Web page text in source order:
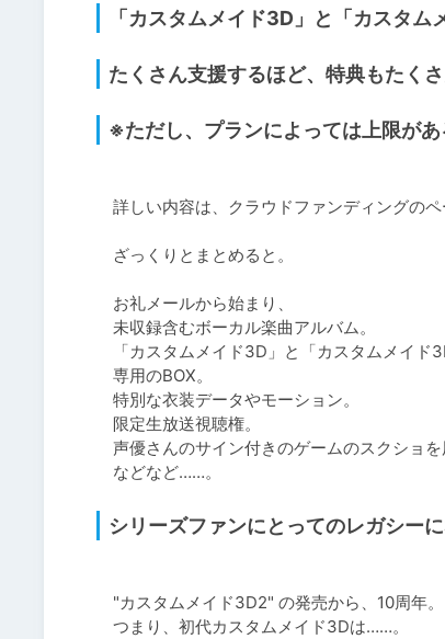
「カスタムメイド3D」と「カスタ
たくさん支援するほど、特典もたく
※ただし、プランによっては上限が
詳しい内容は、クラウドファンディングの
ざっくりとまとめると。
お礼メールから始まり、
未収録含むボーカル楽曲アルバム。
「カスタムメイド3D」と「カスタムメイド
専用のBOX。
特別な衣装データやモーション。
限定生放送視聴権。
声優さんのサイン付きのゲームのスクショを
シリーズファンにとってのレガシー
"カスタムメイド3D2" の発売から、10周年。
つまり、初代カスタムメイド3Dは……。